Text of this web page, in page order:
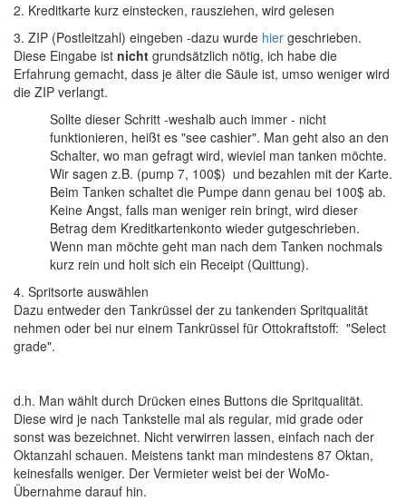
2. Kreditkarte kurz einstecken, rausziehen, wird gelesen
3. ZIP (Postleitzahl) eingeben -dazu wurde hier geschrieben.
Diese Eingabe ist nicht grundsätzlich nötig, ich habe die
Erfahrung gemacht, dass je älter die Säule ist, umso weniger wird
die ZIP verlangt.
Sollte dieser Schritt -weshalb auch immer - nicht
funktionieren, heißt es "see cashier". Man geht also an den
Schalter, wo man gefragt wird, wieviel man tanken möchte.
Wir sagen z.B. (pump 7, 100$) und bezahlen mit der Karte.
Beim Tanken schaltet die Pumpe dann genau bei 100$ ab.
Keine Angst, falls man weniger rein bringt, wird dieser
Betrag dem Kreditkartenkonto wieder gutgeschrieben.
Wenn man möchte geht man nach dem Tanken nochmals
kurz rein und holt sich ein Receipt (Quittung).
4. Spritsorte auswählen
Dazu entweder den Tankrüssel der zu tankenden Spritqualität
nehmen oder bei nur einem Tankrüssel für Ottokraftstoff: "Select
grade".
d.h. Man wählt durch Drücken eines Buttons die Spritqualität.
Diese wird je nach Tankstelle mal als regular, mid grade oder
sonst was bezeichnet. Nicht verwirren lassen, einfach nach der
Oktanzahl schauen. Meistens tankt man mindestens 87 Oktan,
keinesfalls weniger. Der Vermieter weist bei der WoMo-
Übernahme darauf hin.